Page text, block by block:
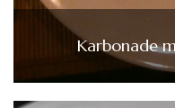
Karbonade